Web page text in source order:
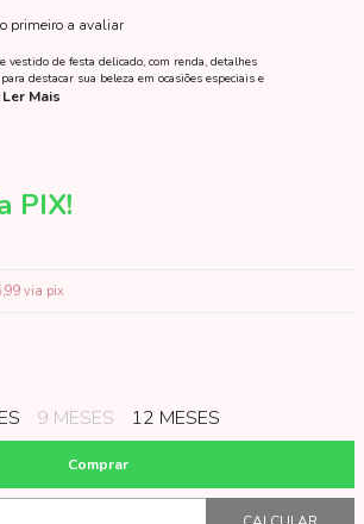
primeiro a avaliar
vestido de festa delicado, com renda, detalhes
destacar sua beleza em ocasiões especiais e
Ler Mais
PIX!
via pix
9 MESES 12 MESES